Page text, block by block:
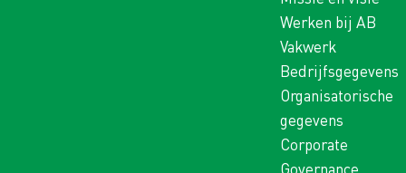
Werken bij AB
Vakwerk
Bedrijfsgegevens
Organisatorische
gegevens
Corporate
Governance